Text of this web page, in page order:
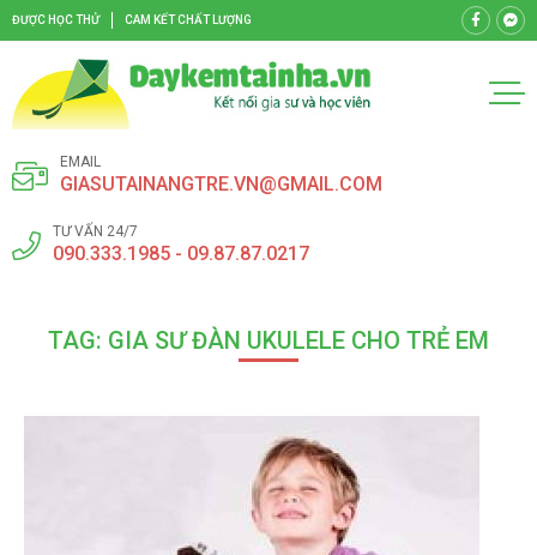
ĐƯỢC HỌC THỬ CAM KẾT CHẤT LƯỢNG
EMAIL
GIASUTAINANGTRE.VN@GMAIL.COM
TƯ VẤN 24/7
090.333.1985 - 09.87.87.0217
TAG: GIA SƯ ĐÀN UKULELE CHO TRẺ EM